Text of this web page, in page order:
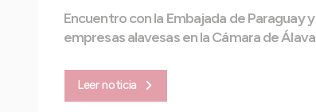
Encuentro con la Embajada de Paraguay y
empresas alavesas en la Cámara de Álava
Leer noticia